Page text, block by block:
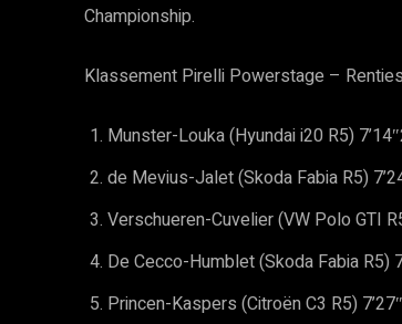
Championship.
Klassement Pirelli Powerstage –
Munster-Louka (Hyundai i20 R5)
de Mevius-Jalet (Skoda Fabia R5)
Verschueren-Cuvelier (VW Polo GTI
De Cecco-Humblet (Skoda Fabia R5)
Princen-Kaspers (Citroën C3 R5)